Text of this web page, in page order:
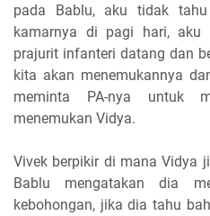
pada Bablu, aku tidak
kamarnya di pagi hari, aku
prajurit infanteri datang dan
kita akan menemukannya
meminta PA-nya untuk
menemukan Vidya.
Vivek berpikir di mana Vidya
Bablu mengatakan dia
kebohongan, jika dia tahu